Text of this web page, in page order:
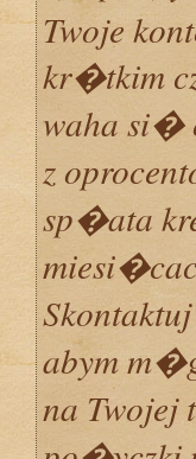
Twoje
kr�tkim
waha si�
z
sp�ata
abym
na Twojej